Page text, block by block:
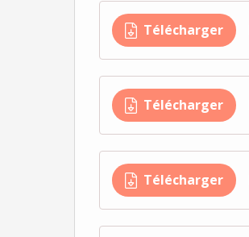
Télécharger
Télécharger
Télécharger